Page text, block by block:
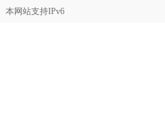
本网站支持IPv6